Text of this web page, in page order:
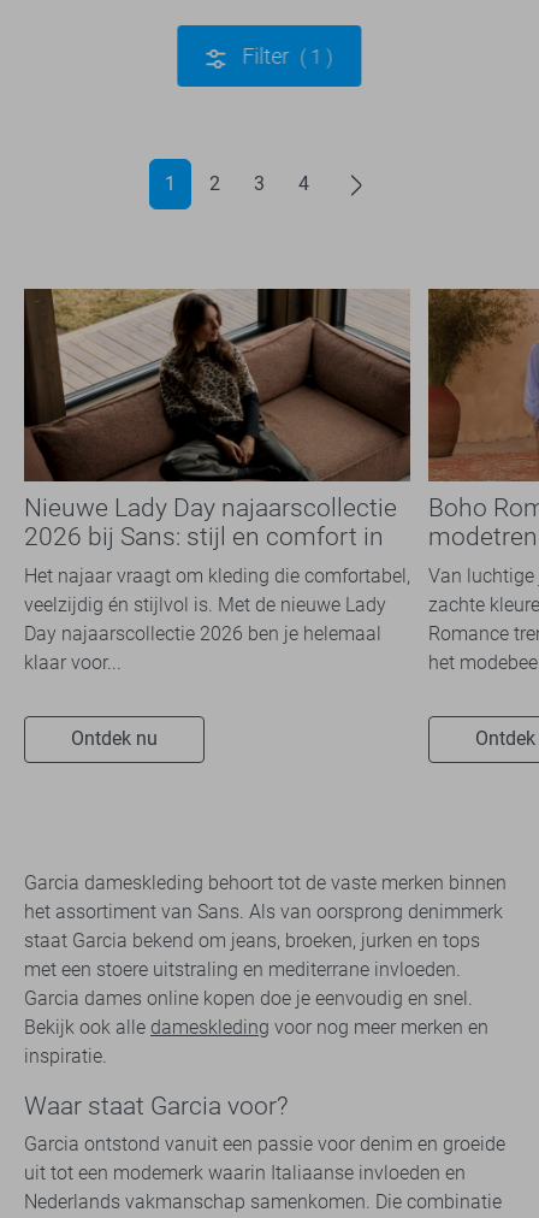
Filter 1
1 2 3 4
Nieuwe Lady Day najaarscollectie
2026 bij Sans: stijl en comfort in
travelkwaliteit
Het najaar vraagt om kleding die comfortabel,
veelzijdig én stijlvol is. Met de nieuwe Lady
Day najaarscollectie 2026 ben je helemaal
klaar voor...
Ontdek nu
Boho
overal
Van luchtige
zachte
Romance
het
Garcia dameskleding behoort tot de vaste merken binnen
het assortiment van Sans. Als van oorsprong denimmerk
staat Garcia bekend om jeans, broeken, jurken en tops
met een stoere uitstraling en mediterrane invloeden.
Garcia dames online kopen doe je eenvoudig en snel.
Bekijk ook alle dameskleding voor nog meer merken en
inspiratie.
Waar staat Garcia voor?
Garcia ontstond vanuit een passie voor denim en groeide
uit tot een modemerk waarin Italiaanse invloeden en
Nederlands vakmanschap samenkomen. Die combinatie